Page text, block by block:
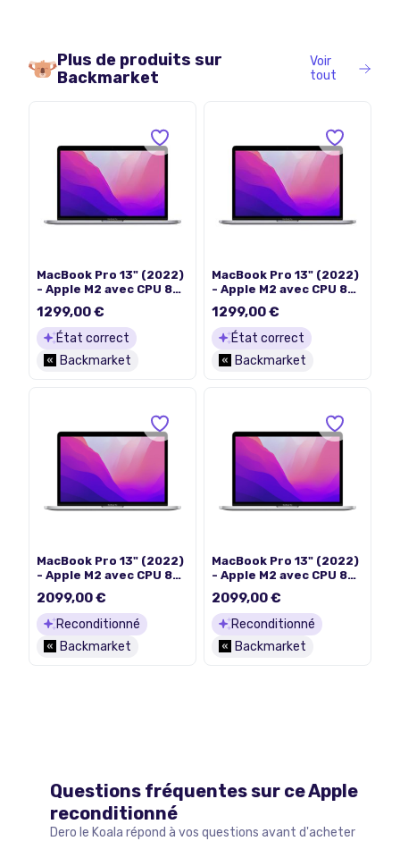
Plus de produits sur
Backmarket
Voir
tout
MacBook Pro 13" (2022)
- Apple M2 avec CPU 8
- 24Go RAM - SSD
1000Go - Écran
standard - QWERTY -
Espagnol
1299,00 €
État correct
Backmarket
MacBook Pro 13" (2022)
- Apple M2 avec CPU 8
- 24Go RAM - SSD
1000Go - Écran
standard - QWERTY -
Anglais
1299,00 €
État correct
Backmarket
MacBook Pro 13" (2022)
- Apple M2 avec CPU 8
- 24Go RAM - SSD
1000Go - Écran
standard - QWERTY -
Italien
2099,00 €
Reconditionné
Backmarket
MacBook Pro 13" (2022)
- Apple M2 avec CPU 8
- 24Go RAM - SSD
1000Go - Écran
standard - QWERTY -
Espagnol
2099,00 €
Reconditionné
Backmarket
Questions fréquentes sur ceApple
reconditionné
Dero le Koala répond à vos questions avant d'acheter